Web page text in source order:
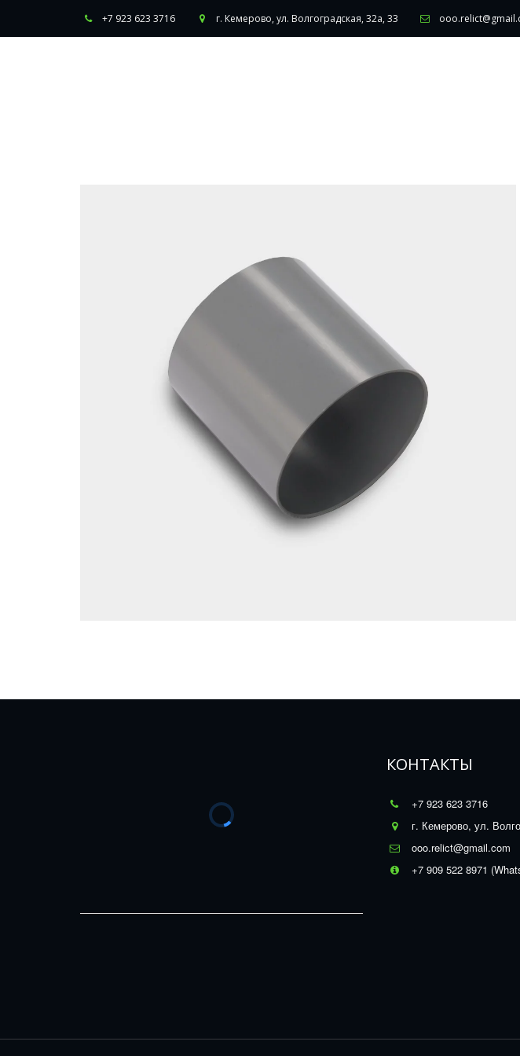
+7 923 623 3716 г. Кемерово,ул. Волгоградская, 32а, 33
КОНТАКТЫ
+7 923 623 3716
г. Кемерово, ул.
ooo.relict@gmail.com
+7 909 522 8971